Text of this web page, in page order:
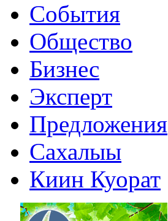
События
Общество
Бизнес
Эксперт
Предложения
Сахалыы
Киин Куорат